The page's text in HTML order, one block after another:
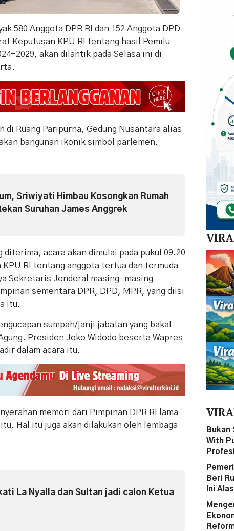
580 Anggota DPR RI dan 152 Anggota DPD
Keputusan KPU RI tentang hasil Pemilu
2029, akan dilantik pada Selasa ini di
di Ruang Paripurna, Gedung Nusantara alias
bangunan ikonik simbol parlemen.
Sriwiyati Himbau Kosongkan Rumah
Suruhan James Anggrek
diterima, acara akan dimulai pada pukul 09.20
KPU RI tentang anggota tertua dan termuda
Sekretaris Jenderal masing-masing
sementara DPR, DPD, MPR, yang diisi
itu.
sumpah/janji jabatan yang bakal
Presiden Joko Widodo beserta Wapres
dalam acara itu.
memori dari Pimpinan DPR RI lama
Hal itu juga akan dilakukan oleh lembaga
La Nyalla dan Sultan jadi calon Ketua
di 10
Bukan
With
Beri
Ini